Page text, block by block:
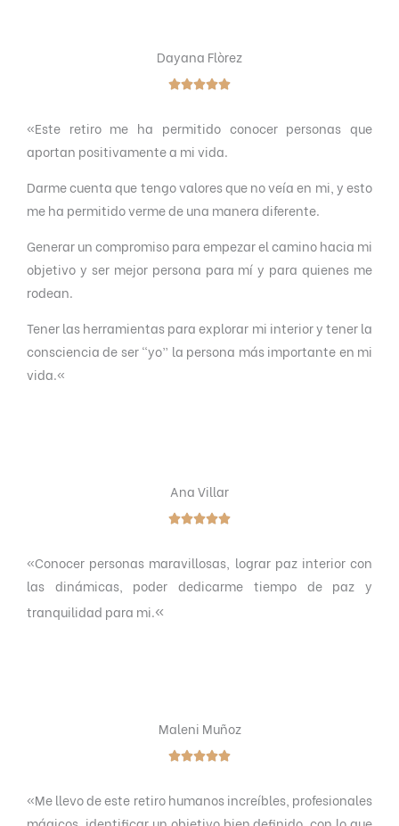
Dayana Flòrez

a
d
o
«Este retiro me ha permitido conocer personas que
aportan positivamente a mi vida.
Darme cuenta que tengo valores que no veía en mi, y esto
me ha permitido verme de una manera diferente.
Generar un compromiso para empezar el camino hacia mi
objetivo y ser mejor persona para mí y para quienes me
rodean.
Tener las herramientas para explorar mi interior y tener la
consciencia de ser “yo” la persona más importante en mi
vida.«
Ana Villar

l
c
o
5
d
«Conocer personas maravillosas, lograr paz interior con
las dinámicas, poder dedicarme tiempo de paz y
tranquilidad para mi.«
Maleni Muñoz

a
«Me llevo de este retiro humanos increíbles, profesionales